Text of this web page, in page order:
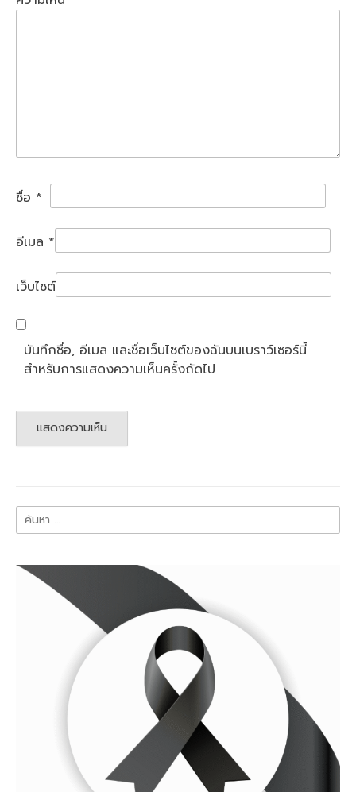
ชื่อ *
อีเมล *
เว็บไซต์
บันทึกชื่อ, อีเมล และชื่อเว็บไซต์ของฉันบนเบราว์เซอร์นี้
สำหรับการแสดงความเห็นครั้งถัดไป
ค้นหา
สำหรับ: